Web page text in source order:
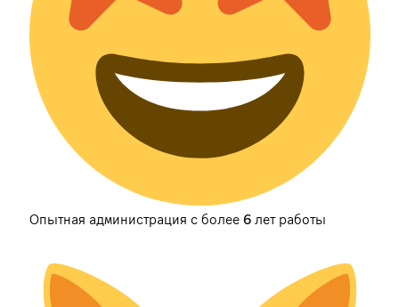
Опытная администрация с более 6 лет работы